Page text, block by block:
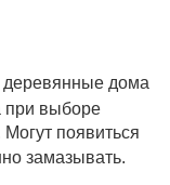
деревянные дома
при выборе
появиться
замазывать.